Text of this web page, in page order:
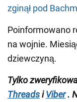
zginął pod
Poinformowano
na wojnie.
dziewczyną.
Tylko
Threadsi Viber.